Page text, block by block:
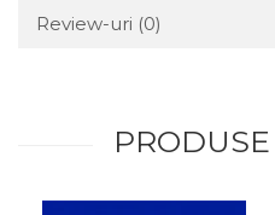
Review-uri (0)